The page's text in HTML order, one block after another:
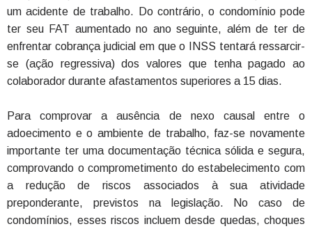
um acidente de trabalho. Do contrário, o condomínio pode
ter seu FAT aumentado no ano seguinte, além de ter de
enfrentar cobrança judicial em que o INSS tentará ressarcir-
se (ação regressiva) dos valores que tenha pagado ao
colaborador durante afastamentos superiores a 15 dias.
Para comprovar a ausência de nexo causal entre o
adoecimento e o ambiente de trabalho, faz-se novamente
importante ter uma documentação técnica sólida e segura,
comprovando o comprometimento do estabelecimento com
a redução de riscos associados à sua atividade
preponderante, previstos na legislação. No caso de
condomínios, esses riscos incluem desde quedas, choques